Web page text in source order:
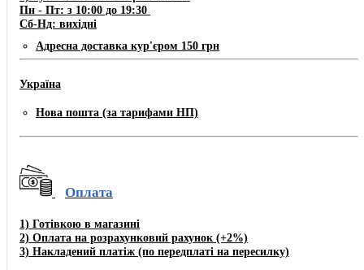
Пн - Пт: з 10:00 до 19:30
Сб-Нд: вихідні
Адресна доставка кур'єром 150 грн
Україна
Нова пошта (за тарифами НП)
Оплата
1) Готівкою в магазині
2) Оплата на розрахунковий рахунок (+2%)
3) Накладений платіж (по передплаті на пересилку)